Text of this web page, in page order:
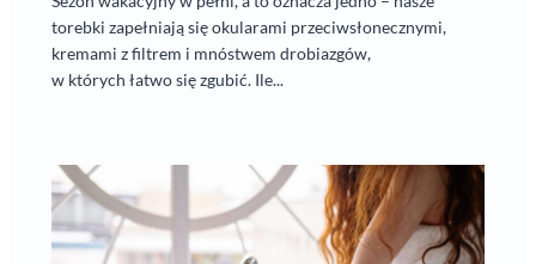
torebki zapełniają się okularami przeciwsłonecznymi,
kremami z filtrem i mnóstwem drobiazgów,
w których łatwo się zgubić. Ile...